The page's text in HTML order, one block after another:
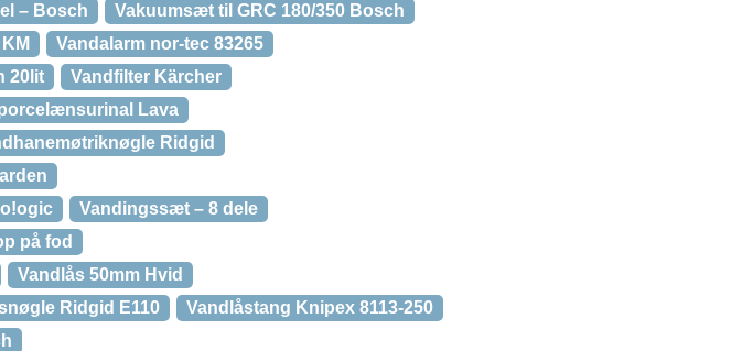
– Bosch
Vakuumsæt til GRC 180/350 Bosch
Vandalarm nor-tec 83265
20lit
Vandfilter Kärcher
Lava
Ridgid
Vandingssæt – 8 dele
på fod
Vandlås 50mm Hvid
Ridgid E110
Vandlåstang Knipex 8113-250